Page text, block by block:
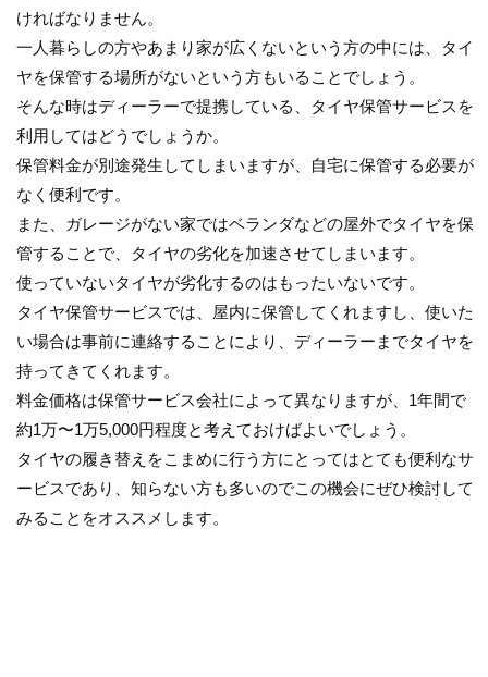
ければなりません。
一人暮らしの方やあまり家が広くないという方の中には、タイ
ヤを保管する場所がないという方もいることでしょう。
そんな時はディーラーで提携している、タイヤ保管サービスを
利用してはどうでしょうか。
保管料金が別途発生してしまいますが、自宅に保管する必要が
なく便利です。
また、ガレージがない家ではベランダなどの屋外でタイヤを保
管することで、タイヤの劣化を加速させてしまいます。
使っていないタイヤが劣化するのはもったいないです。
タイヤ保管サービスでは、屋内に保管してくれますし、使いた
い場合は事前に連絡することにより、ディーラーまでタイヤを
持ってきてくれます。
料金価格は保管サービス会社によって異なりますが、1年間で
約1万〜1万5,000円程度と考えておけばよいでしょう。
タイヤの履き替えをこまめに行う方にとってはとても便利なサ
ービスであり、知らない方も多いのでこの機会にぜひ検討して
みることをオススメします。